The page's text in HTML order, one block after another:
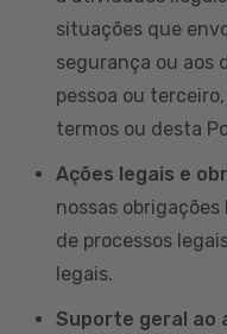
situações que
segurança ou aos
pessoa ou
termos ou desta
Ações legais e
nossas
de processos
legais.
Suporte geral ao